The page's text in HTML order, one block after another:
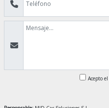
Acepto